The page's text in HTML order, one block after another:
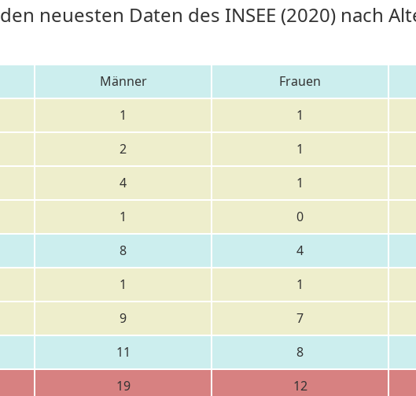
neuesten Daten des INSEE (2020) nach
Männer Frauen
1 1
2 1
4 1
1 0
8 4
1 1
9 7
11 8
19 12